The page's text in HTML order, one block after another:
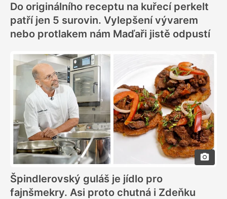
Do originálního receptu na kuřecí perkelt
patří jen 5 surovin. Vylepšení vývarem
nebo protlakem nám Maďaři jistě odpustí
Špindlerovský guláš je jídlo pro
fajnšmekry. Asi proto chutná i Zdeňku